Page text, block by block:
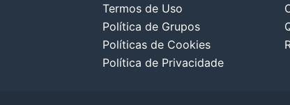
Termos de Uso
Política de Grupos
Políticas de Cookies
Política de Privacidade